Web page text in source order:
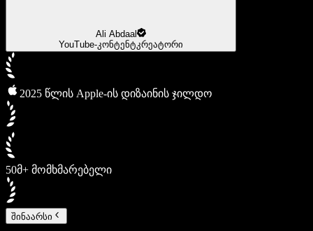
Ali Abdaal
YouTube-კონტენტკრეატორი
2025 წლის Apple-ის დიზაინის ჯილდო
50მ+ მომხმარებელი
შინაარსი